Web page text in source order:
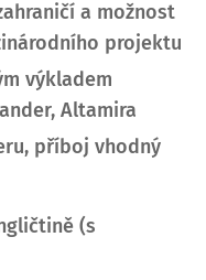
a možnost
projektu
výkladem
Altamira
příboj vhodný
(s